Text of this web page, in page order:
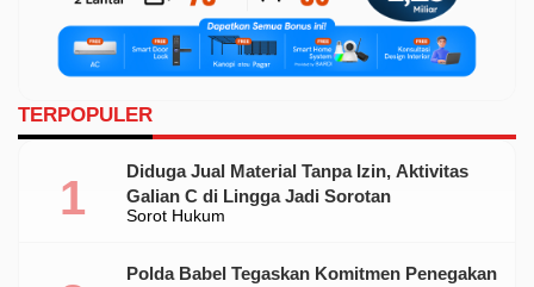
TERPOPULER
Sorot Hukum
Diduga Jual Material Tanpa Izin, Aktivitas
Galian C di Lingga Jadi Sorotan
Polda Babel Tegaskan Komitmen Penegakan